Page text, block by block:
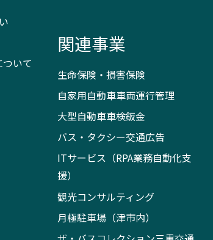
いて
関連事業
生命保険・損害保険
自家用自動車車両運行管理
大型自動車車検鈑金
バス・タクシー交通広告
ITサービス（RPA業務自動化支
援）
観光コンサルティング
月極駐車場（津市内）